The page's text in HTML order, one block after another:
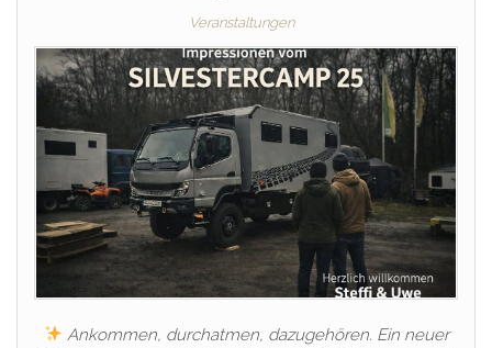
Veranstaltungen
Ankommen, durchatmen, dazugehören. Ein neuer